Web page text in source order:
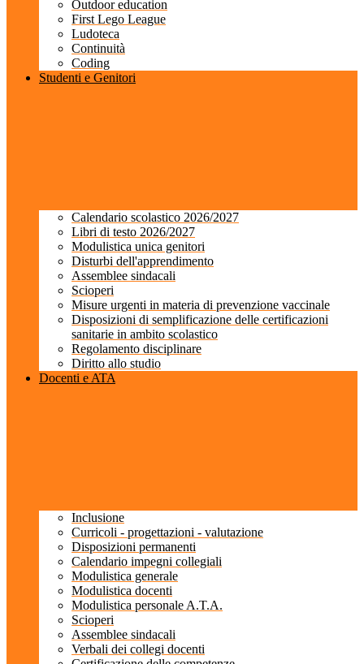
Outdoor education
First Lego League
Ludoteca
Continuità
Coding
Studenti e Genitori
Calendario scolastico 2026/2027
Libri di testo 2026/2027
Modulistica unica genitori
Disturbi dell'apprendimento
Assemblee sindacali
Scioperi
Misure urgenti in materia di prevenzione vaccinale
Disposizioni di semplificazione delle certificazioni
sanitarie in ambito scolastico
Regolamento disciplinare
Diritto allo studio
Docenti e ATA
Inclusione
Curricoli - progettazioni - valutazione
Disposizioni permanenti
Calendario impegni collegiali
Modulistica generale
Modulistica docenti
Modulistica personale A.T.A.
Scioperi
Assemblee sindacali
Verbali dei collegi docenti